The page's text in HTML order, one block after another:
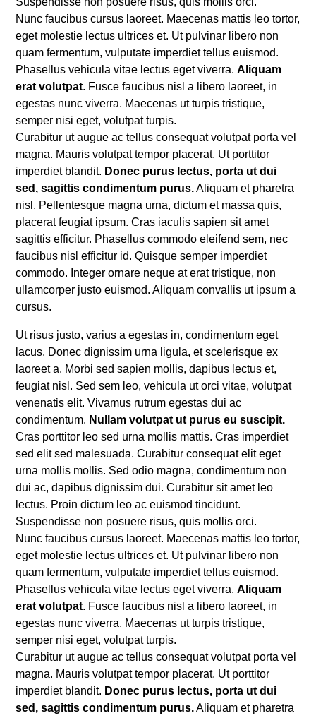
Nunc faucibus cursus laoreet. Maecenas mattis leo tortor,
eget molestie lectus ultrices et. Ut pulvinar libero non
quam fermentum, vulputate imperdiet tellus euismod.
Phasellus vehicula vitae lectus eget viverra.Aliquam
erat volutpat. Fusce faucibus nisl a libero laoreet, in
egestas nunc viverra. Maecenas ut turpis tristique,
semper nisi eget, volutpat turpis.
Curabitur ut augue ac tellus consequat volutpat porta vel
magna. Mauris volutpat tempor placerat. Ut porttitor
imperdiet blandit. Donec purus lectus, porta ut dui
sed, sagittis condimentum purus.Aliquam et pharetra
nisl. Pellentesque magna urna, dictum et massa quis,
placerat feugiat ipsum. Cras iaculis sapien sit amet
sagittis efficitur. Phasellus commodo eleifend sem, nec
faucibus nisl efficitur id. Quisque semper imperdiet
commodo. Integer ornare neque at erat tristique, non
ullamcorper justo euismod. Aliquam convallis ut ipsum a
cursus.
Ut risus justo, varius a egestas in, condimentum eget
lacus. Donec dignissim urna ligula, et scelerisque ex
laoreet a. Morbi sed sapien mollis, dapibus lectus et,
feugiat nisl. Sed sem leo, vehicula ut orci vitae, volutpat
venenatis elit. Vivamus rutrum egestas dui ac
condimentum. Nullam volutpat ut purus eu suscipit.
Cras porttitor leo sed urna mollis mattis. Cras imperdiet
sed elit sed malesuada. Curabitur consequat elit eget
urna mollis mollis. Sed odio magna, condimentum non
dui ac, dapibus dignissim dui. Curabitur sit amet leo
lectus. Proin dictum leo ac euismod tincidunt.
Suspendisse non posuere risus, quis mollis orci.
Nunc faucibus cursus laoreet. Maecenas mattis leo tortor,
eget molestie lectus ultrices et. Ut pulvinar libero non
quam fermentum, vulputate imperdiet tellus euismod.
Phasellus vehicula vitae lectus eget viverra.Aliquam
erat volutpat. Fusce faucibus nisl a libero laoreet, in
egestas nunc viverra. Maecenas ut turpis tristique,
semper nisi eget, volutpat turpis.
Curabitur ut augue ac tellus consequat volutpat porta vel
magna. Mauris volutpat tempor placerat. Ut porttitor
imperdiet blandit. Donec purus lectus, porta ut dui
sed, sagittis condimentum purus.Aliquam et pharetra